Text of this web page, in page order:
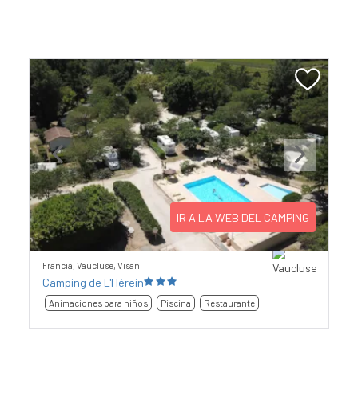
Previous Next
IR A LA WEB DEL CAMPING
Francia, Vaucluse, Visan
Camping de L'Hérein
Animaciones para niños Piscina Restaurante